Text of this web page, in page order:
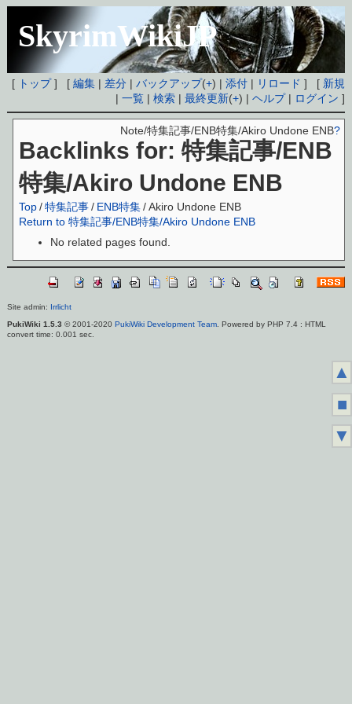
SkyrimWikiJP
[ トップ] [編集 | 差分 |バックアップ(+) |添付 | リロード ] [ 新規
|一覧 |検索 |最終更新(+) |ヘルプ| ログイン ]
Backlinks for: 特集記事/ENB
特集/Akiro Undone ENB
Note/特集記事/ENB特集/Akiro Undone ENB?
Top /特集記事/ ENB特集/ Akiro Undone ENB
Return to 特集記事/ENB特集/Akiro Undone ENB
No related pages found.
Site admin: Irrlicht
PukiWiki 1.5.3 © 2001-2020 PukiWiki Development Team. Powered by PHP 7.4 : HTML
convert time: 0.001 sec.
▲
■
▼